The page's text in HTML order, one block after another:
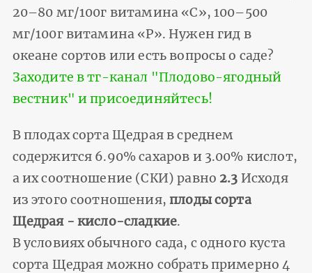
20–80 мг/100г витамина «С», 100–500
мг/100г витамина «Р». Нужен гид в
океане сортов или есть вопросы о саде?
Заходите в тг-канал "Плодово-ягодный
вестник" и присоединяйтесь!
В плодах сорта Щедрая в среднем
содержится 6.90% сахаров и 3.00% кислот,
а их соотношение (СКИ) равно 2.3 Исходя
из этого соотношения, плоды сорта
Щедрая - кисло-сладкие.
В условиях обычного сада, с одного куста
сорта Щедрая можно собрать примерно 4